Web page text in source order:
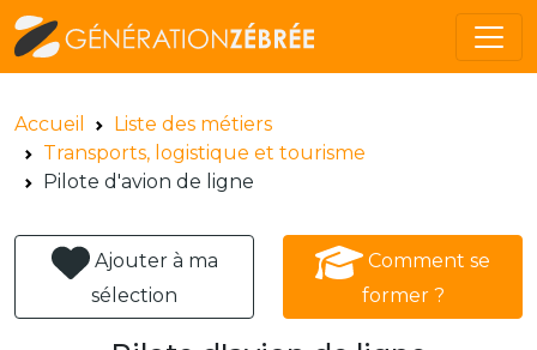
Accueil
Liste des métiers
Transports, logistique et tourisme
Pilote d'avion de ligne
Ajouter à ma
sélection
Comment se
former ?